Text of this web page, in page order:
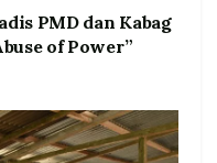
PMD dan Kabag
of Power”